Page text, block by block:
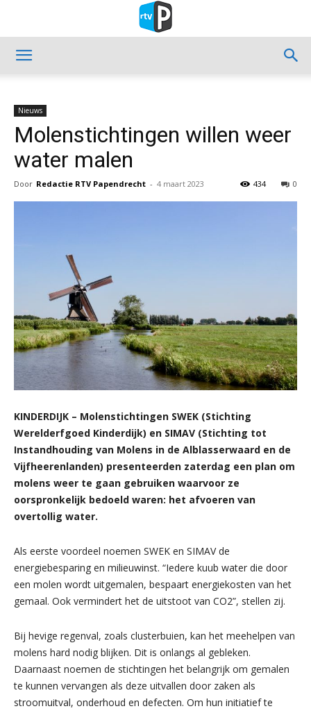
Nieuws
Molenstichtingen willen weer
water malen
Door Redactie RTV Papendrecht - 4 maart 2023 0
434
KINDERDIJK – Molenstichtingen SWEK (Stichting
Werelderfgoed Kinderdijk) en SIMAV (Stichting tot
Instandhouding van Molens in de Alblasserwaard en de
Vijfheerenlanden) presenteerden zaterdag een plan om
molens weer te gaan gebruiken waarvoor ze
oorspronkelijk bedoeld waren: het afvoeren van
overtollig water.
Als eerste voordeel noemen SWEK en SIMAV de
energiebesparing en milieuwinst. “Iedere kuub water die door
een molen wordt uitgemalen, bespaart energiekosten van het
gemaal. Ook vermindert het de uitstoot van CO2”, stellen zij.
Bij hevige regenval, zoals clusterbuien, kan het meehelpen van
molens hard nodig blijken. Dit is onlangs al gebleken.
Daarnaast noemen de stichtingen het belangrijk om gemalen
te kunnen vervangen als deze uitvallen door zaken als
stroomuitval, onderhoud en defecten. Om hun initiatief te